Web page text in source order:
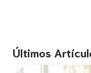
Últimos